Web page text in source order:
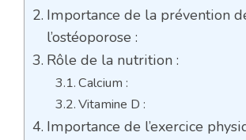
Importance de la prévention
l’ostéoporose :
Rôle de la nutrition :
Calcium :
Vitamine D :
Importance de l’exercice